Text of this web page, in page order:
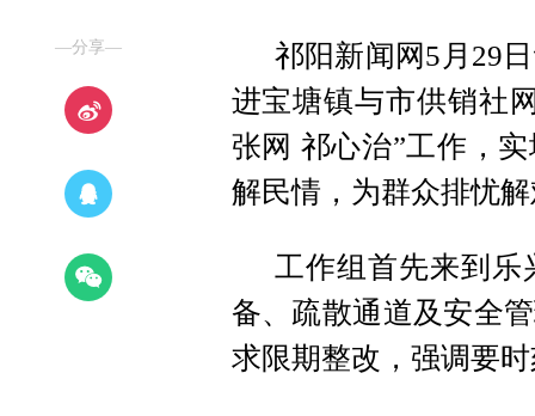
—分享—
祁阳新闻网5月29
进宝塘镇与市供销社
张网 祁心治”工作，
解民情，为群众排忧
工作组首先来到乐
备、疏散通道及安全
求限期整改，强调要